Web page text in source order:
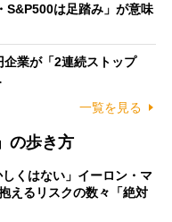
S&P500は足踏み」が意味
企業が「2連続ストップ
一覧を見る
の歩き方
しくはない」イーロン・マ
えるリスクの数々「絶対